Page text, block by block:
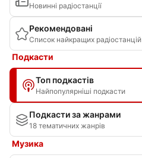
Новинні радіостанції
Рекомендовані
Список найкращих радіостанцій
Подкасти
Топ подкастів
Найпопулярніші подкасти
Подкасти за жанрами
18 тематичних жанрів
Музика